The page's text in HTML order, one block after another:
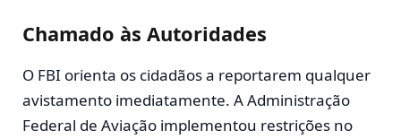
Chamado às Autoridades
O FBI orienta os cidadãos a reportarem qualquer
avistamento imediatamente. A Administração
Federal de Aviação implementou restrições no